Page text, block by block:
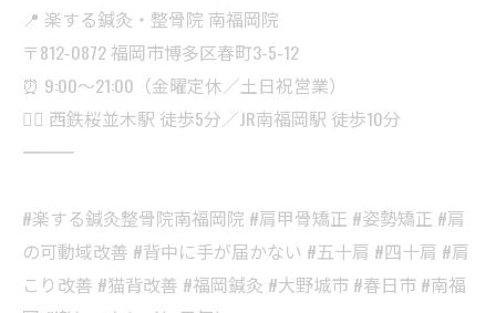
📍 楽する鍼灸・整骨院 南福岡院
〒812-0872 福岡市博多区春町3-5-12
⏰ 9:00〜21:00（金曜定休／土日祝営業）
🚶‍♀️ 西鉄桜並木駅 徒歩5分／JR南福岡駅 徒歩10分
――――――――――
#楽する鍼灸整骨院南福岡院 #肩甲骨矯正 #姿勢矯正 #肩
の可動域改善 #背中に手が届かない #五十肩 #四十肩 #肩
こり改善 #猫背改善 #福岡鍼灸 #大野城市 #春日市 #南福